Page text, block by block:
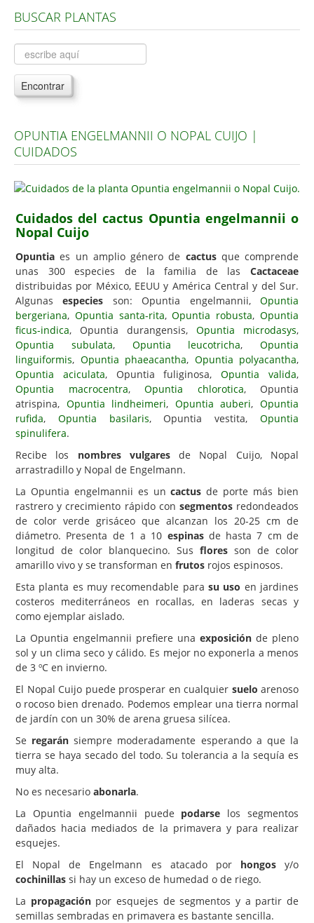
Árboles, Cicas y Palmeras de la G a la Z
Plantas Anuales y Perennes
Plantas Bulbosas y Acuáticas
Plantas de Interior
Plantas Aromáticas y de Huerto
Plantas Carnívoras y Orquídeas
Consejos
Hemisferio Norte
Hemisferio Sur
Enfermedades
Animales
Hongos
Carencias
Fotos
Flores y Plantas
Árboles y Palmeras
Arbustos y Trepadoras
Cactus y Suculentas
BUSCAR PLANTAS
Encontrar
OPUNTIA ENGELMANNII O NOPAL CUIJO |
CUIDADOS
Cuidados del cactus Opuntia engelmannii o
Nopal Cuijo
Opuntia es un amplio género de cactusque comprende
unas 300 especies de la familia de las Cactaceae
distribuidas por México, EEUU y América Central y del Sur.
Algunasespecies son: Opuntia engelmannii,Opuntia
bergeriana, Opuntia santa-rita,Opuntia robusta,Opuntia
ficus-indica, Opuntia durangensis, Opuntia microdasys,
Opuntia subulata, Opuntia leucotricha, Opuntia
linguiformis, Opuntia phaeacantha, Opuntia polyacantha,
Opuntia aciculata, Opuntia fuliginosa,Opuntia valida,
Opuntia macrocentra, Opuntia chlorotica, Opuntia
atrispina, Opuntia lindheimeri, Opuntia auberi,Opuntia
rufida, Opuntia basilaris, Opuntia vestita,Opuntia
spinulifera.
Recibe los nombres vulgaresde Nopal Cuijo, Nopal
arrastradillo y Nopal de Engelmann.
La Opuntia engelmannii es uncactus de porte más bien
rastrero y crecimiento rápido con segmentosredondeados
de color verde grisáceo que alcanzan los 20-25 cm de
diámetro. Presenta de 1 a 10 espinasde hasta 7 cm de
longitud de color blanquecino. Sus flores son de color
amarillo vivo y se transforman en frutos rojos espinosos.
Esta planta es muy recomendable para su uso en jardines
costeros mediterráneos en rocallas, en laderas secas y
como ejemplar aislado.
La Opuntia engelmannii prefiere una exposición de pleno
sol y un clima seco y cálido. Es mejor no exponerla a menos
de 3 ºC en invierno.
El Nopal Cuijo puede prosperar en cualquier suelo arenoso
o rocoso bien drenado. Podemos emplear una tierra normal
de jardín con un 30% de arena gruesa silícea.
Se regarán siempre moderadamente esperando a que la
tierra se haya secado del todo. Su tolerancia a la sequía es
muy alta.
No es necesario abonarla.
La Opuntia engelmannii puede podarse los segmentos
dañados hacia mediados de la primavera y para realizar
esquejes.
El Nopal de Engelmann es atacado por hongosy/o
cochinillas si hay un exceso de humedad o de riego.
La propagaciónpor esquejes de segmentos y a partir de
semillas sembradas en primavera es bastante sencilla.